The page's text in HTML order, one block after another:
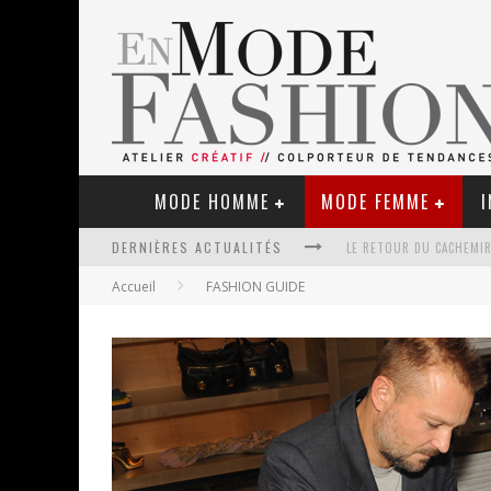
MODE HOMME MODE FEMME
DERNIÈRES ACTUALITÉS
LE RETOUR DU
Accueil FASHION GUIDE